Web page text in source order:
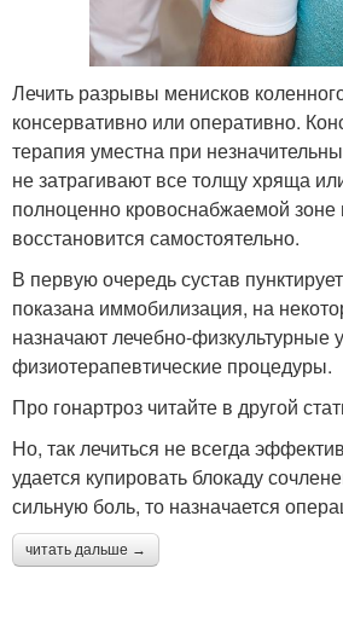
Лечить разрывы менисков
консервативно или оперативно.
терапия уместна при
не затрагивают все толщу хряща
полноценно кровоснабжаемой зоне
восстановится самостоятельно.
В первую очередь сустав
показана иммобилизация, на
назначают лечебно-физкультурные
физиотерапевтические процедуры.
Про гонартроз читайте в другой
Но, так лечиться не всегда
удается купировать блокаду
сильную боль, то назначается
читать дальше →